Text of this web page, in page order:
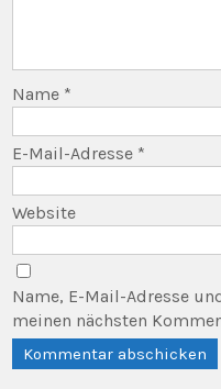
Name *
E-Mail-Adresse *
Website
Name, E-Mail-Adresse
meinen nächsten